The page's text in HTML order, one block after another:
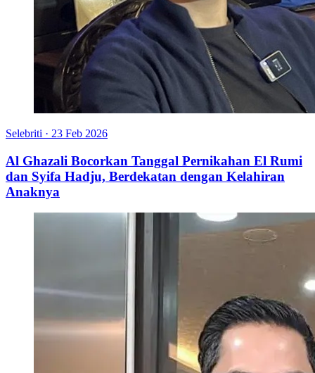
Selebriti · 23 Feb 2026
Al Ghazali Bocorkan Tanggal Pernikahan El Rumi
dan Syifa Hadju, Berdekatan dengan Kelahiran
Anaknya